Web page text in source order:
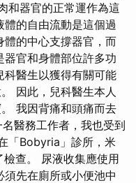
和器官的正常運作為這
的自由流動是這個過
的中心支撐器官，而
器官和身體部位許多功
醫生以獲得有關可能
因此，兒科醫生本人
我因背痛和頭痛而去
醫務工作者，我也受到
「Bobyria」診所，米
檢查。 尿液收集應使用
先在廁所或小便池中